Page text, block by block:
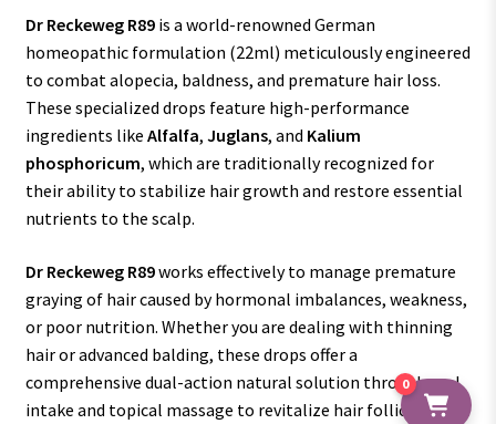
Dr Reckeweg R89is a world-renowned German
homeopathic formulation (22ml) meticulously engineered
to combat alopecia, baldness, and premature hair loss.
These specialized drops feature high-performance
ingredients like Alfalfa, Juglans, and Kalium
phosphoricum, which are traditionally recognized for
their ability to stabilize hair growth and restore essential
nutrients to the scalp.
Dr Reckeweg R89works effectively to manage premature
graying of hair caused by hormonal imbalances, weakness,
or poor nutrition. Whether you are dealing with thinning
hair or advanced balding, these drops offer a
comprehensive dual-action natural solution through oral
intake and topical massage to revitalize hair follicles and
0